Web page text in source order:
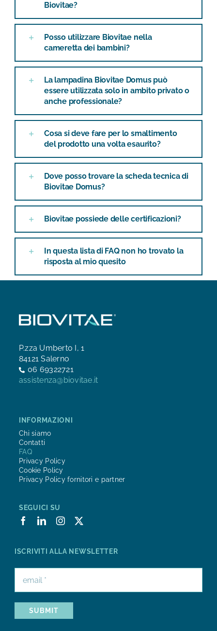
Biovitae?
Posso utilizzare Biovitae nella
cameretta dei bambini?
La lampadina Biovitae Domus può
essere utilizzata solo in ambito privato o
anche professionale?
Cosa si deve fare per lo smaltimento
del prodotto una volta esaurito?
Dove posso trovare la scheda tecnica di
Biovitae Domus?
Biovitae possiede delle certificazioni?
In questa lista di FAQ non ho trovato la
risposta al mio quesito
P.zza Umberto I, 1
84121 Salerno
06 69322721
assistenza@biovitae.it
INFORMAZIONI
Chi siamo
Contatti
FAQ
Privacy Policy
Cookie Policy
Privacy Policy fornitori e partner
SEGUICI SU
ISCRIVITI ALLA NEWSLETTER
SUBMIT